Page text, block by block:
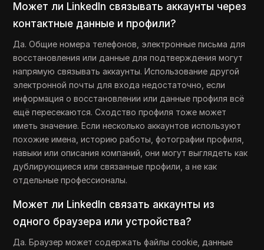
Может ли LinkedIn связывать аккаунты через
контактные данные и профили?
Да. Общие номера телефонов, электронные письма для
восстановления или данные для подтверждения могут
напрямую связывать аккаунты. Использование другой
электронной почты для входа недостаточно, если
информация о восстановлении или данные профиля всё
ещё пересекаются. Сходство профиля тоже может
иметь значение. Если несколько аккаунтов используют
похожие имена, историю работы, фотографии профиля,
навыки или описания компаний, они могут выглядеть как
дублирующиеся или связанные профили, а не как
отдельные профессионалы.
Может ли LinkedIn связать аккаунты из
одного браузера или устройства?
Да. Браузер может содержать файлы cookie, данные